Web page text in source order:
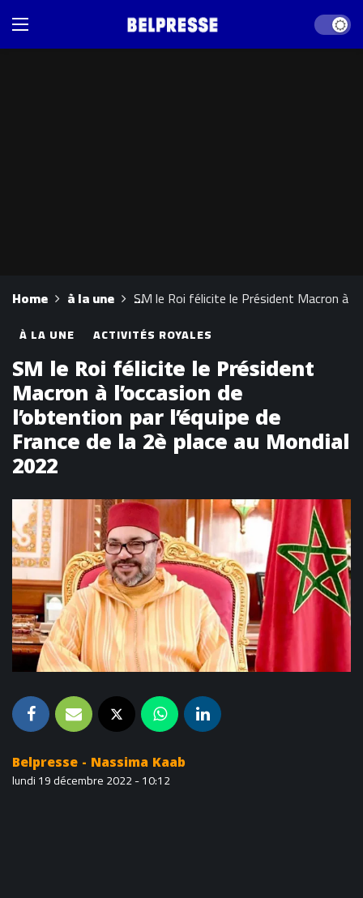
Dark
Home à la une SM le Roi félicite le Président Macron à
À LA UNE ACTIVITÉS ROYALES
SM le Roi félicite le Président
Macron à l’occasion de
l’obtention par l’équipe de
France de la 2è place au Mondial
2022
Belpresse - Nassima Kaab
lundi 19 décembre 2022 - 10:12